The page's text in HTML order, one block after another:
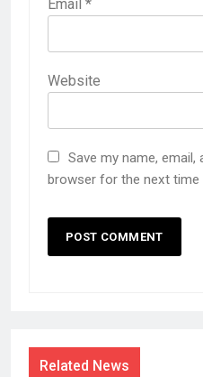
Email *
Website
Save my name, email,
browser for the next time
Related News